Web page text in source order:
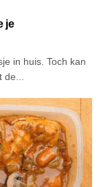
je
in huis. Toch kan